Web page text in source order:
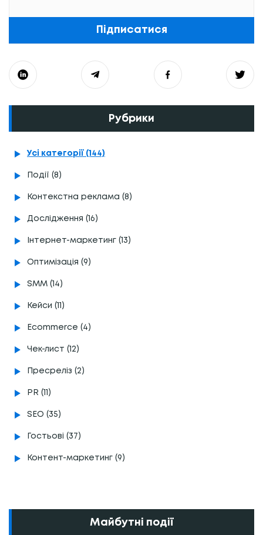
Підписатися
Рубрики
Усі категорії (144)
Події (8)
Контекстна реклама (8)
Дослідження (16)
Інтернет-маркетинг (13)
Оптимізація (9)
SMM (14)
Кейси (11)
Ecommerce (4)
Чек-лист (12)
Пресреліз (2)
PR (11)
SEO (35)
Гостьові (37)
Контент-маркетинг (9)
Майбутні події